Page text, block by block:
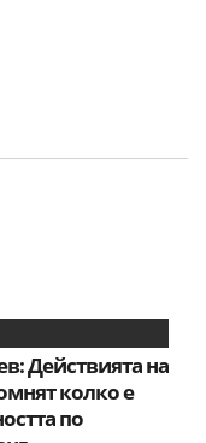
Действията на
колко е
по